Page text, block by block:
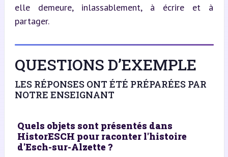
elle demeure, inlassablement, à écrire et à
partager.
QUESTIONS D’EXEMPLE
LES RÉPONSES ONT ÉTÉ PRÉPARÉES PAR
NOTRE ENSEIGNANT
Quels objets sont présentés dans
HistorESCH pour raconter l'histoire
d'Esch-sur-Alzette ?